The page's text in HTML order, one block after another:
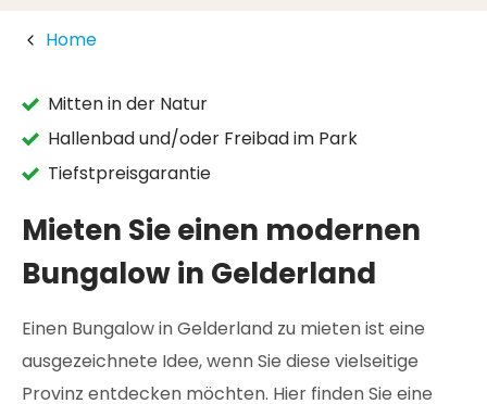
Home
Mitten in der Natur
Hallenbad und/oder Freibad im Park
Tiefstpreisgarantie
Mieten Sie einen modernen
Bungalow in Gelderland
Einen Bungalow in Gelderland zu mieten ist eine
ausgezeichnete Idee, wenn Sie diese vielseitige
Provinz entdecken möchten. Hier finden Sie eine